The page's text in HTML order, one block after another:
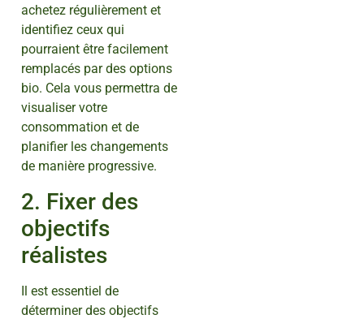
achetez régulièrement et
identifiez ceux qui
pourraient être facilement
remplacés par des options
bio. Cela vous permettra de
visualiser votre
consommation et de
planifier les changements
de manière progressive.
2. Fixer des
objectifs
réalistes
Il est essentiel de
déterminer des objectifs